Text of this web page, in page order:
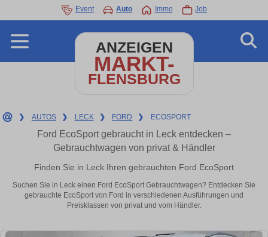
Event Auto Immo Job
ANZEIGEN
MARKT-
FLENSBURG
❯ AUTOS ❯ LECK ❯ FORD ❯ ECOSPORT
Ford EcoSport gebraucht in Leck entdecken –
Gebrauchtwagen von privat & Händler
Finden Sie in Leck Ihren gebrauchten Ford EcoSport
Suchen Sie in Leck einen Ford EcoSport Gebrauchtwagen? Entdecken Sie
gebrauchte EcoSport von Ford in verschiedenen Ausführungen und
Preisklassen von privat und vom Händler.